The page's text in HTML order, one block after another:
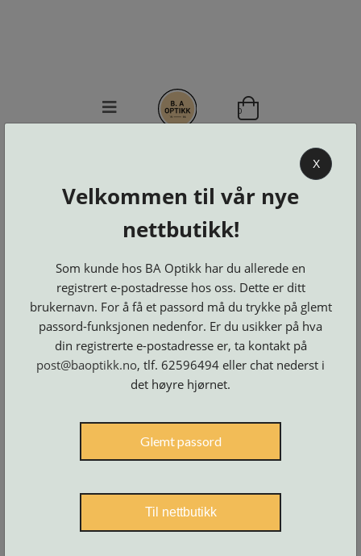
KJØPSVILKÅR
KONTAKT
OSS
DELER
LOGG INN
0
Brillerens
Brillesnorer
Clip-
on
og
Suncover
Etuier
Innfatninger
Lesebriller
og
Speil
Maskiner
Neseputer
Skruer
Solbriller
Verktøy
og
tilbehør
Se alle kategorier
X
Velkommen til vår nye
nettbutikk!
Som kunde hos BA Optikk har du allerede en
registrert e-postadresse hos oss. Dette er ditt
brukernavn. For å få et passord må du trykke på glemt
passord-funksjonen nedenfor. Er du usikker på hva
din registrerte e-postadresse er, ta kontakt på
post@baoptikk.no, tlf. 62596494 eller chat nederst i
det høyre hjørnet.
Glemt passord
Til nettbutikk